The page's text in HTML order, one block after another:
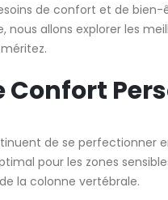
de confort et de bien-
allons explorer les
Confort
de se perfectionner
pour les zones
la colonne vertébrale.